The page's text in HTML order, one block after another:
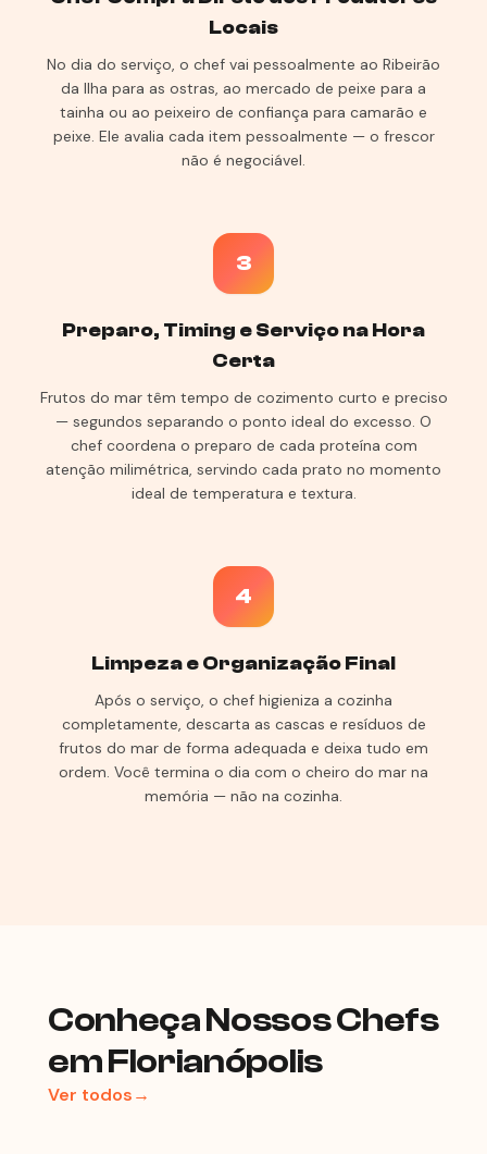
Locais
No dia do serviço, o chef vai pessoalmente ao Ribeirão
da Ilha para as ostras, ao mercado de peixe para a
tainha ou ao peixeiro de confiança para camarão e
peixe. Ele avalia cada item pessoalmente — o frescor
não é negociável.
3
Preparo, Timing e Serviço na Hora
Certa
Frutos do mar têm tempo de cozimento curto e preciso
— segundos separando o ponto ideal do excesso. O
chef coordena o preparo de cada proteína com
atenção milimétrica, servindo cada prato no momento
ideal de temperatura e textura.
4
Limpeza e Organização Final
Após o serviço, o chef higieniza a cozinha
completamente, descarta as cascas e resíduos de
frutos do mar de forma adequada e deixa tudo em
ordem. Você termina o dia com o cheiro do mar na
memória — não na cozinha.
Conheça Nossos Chefs
em Florianópolis
Ver todos→